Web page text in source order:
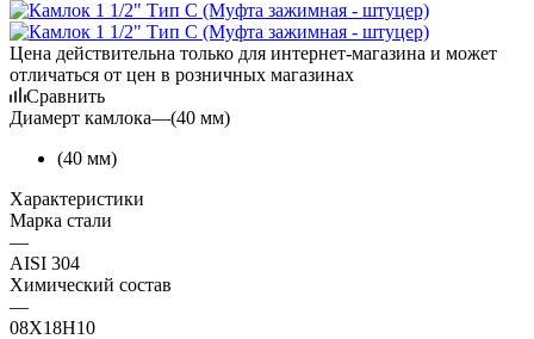
Цена действительна только для интернет-магазина и может
отличаться от цен в розничных магазинах
Сравнить
Диамерт камлока—(40 мм)
(40 мм)
Характеристики
Марка стали
—
AISI 304
Химический состав
—
08Х18Н10